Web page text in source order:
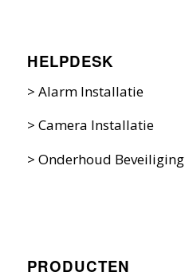
HELPDESK
> Alarm Installatie
> Camera Installatie
> Onderhoud Beveiliging
PRODUCTEN